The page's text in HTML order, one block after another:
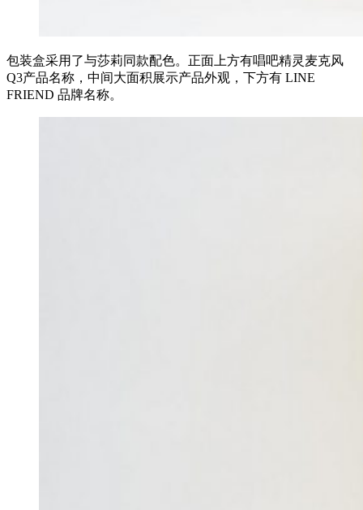
包装盒采用了与莎莉同款配色。正面上方有唱吧精灵麦克风
Q3产品名称，中间大面积展示产品外观，下方有 LINE
FRIEND 品牌名称。